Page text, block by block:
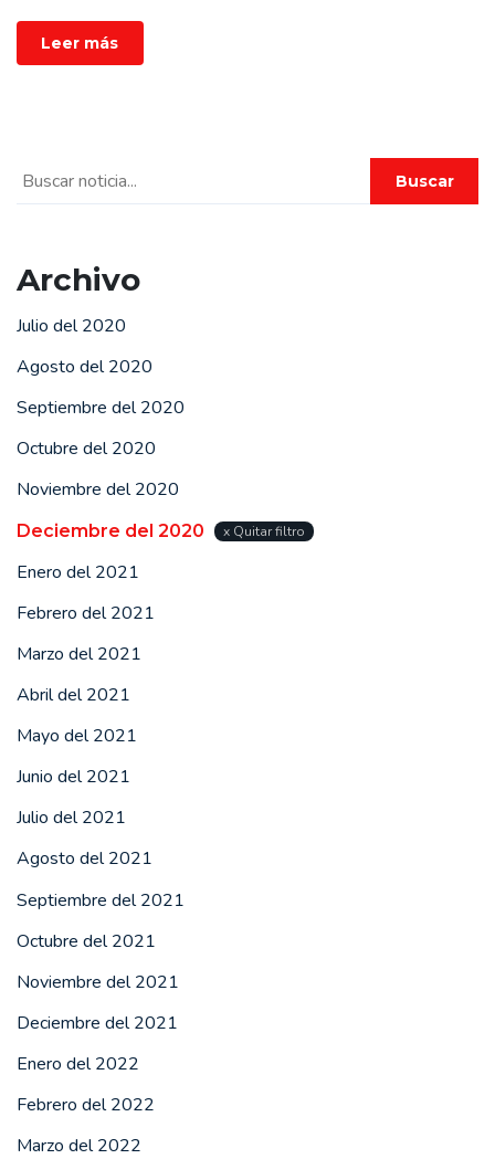
Leer más
Buscar
Archivo
Julio del 2020
Agosto del 2020
Septiembre del 2020
Octubre del 2020
Noviembre del 2020
Deciembre del 2020 x Quitar filtro
Enero del 2021
Febrero del 2021
Marzo del 2021
Abril del 2021
Mayo del 2021
Junio del 2021
Julio del 2021
Agosto del 2021
Septiembre del 2021
Octubre del 2021
Noviembre del 2021
Deciembre del 2021
Enero del 2022
Febrero del 2022
Marzo del 2022